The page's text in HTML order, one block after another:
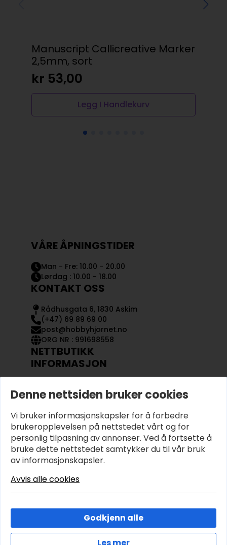
Manuscript Callicreative Marker
2,5mm, sort
kr 53,00
Legg I Handlekurv
VÅRE ÅPNINGSTIDER
Man - Fre: 10.00 - 20.00
Lørdag : 10.00 - 18.00
KONTAKT OSS
Rådhusgata 6, 1830 Askim
(+47) 69 89 69 00
post@hobbyhjornet.no
ORG NR : 991698558
NETTBUTIKK
INFORMASJON
OM OSS
KJØPSVILKÅR OG BETINGELSER
PERSONVERN
Denne nettsiden bruker cookies
Vi bruker informasjonskapsler for å forbedre
brukeropplevelsen på nettstedet vårt og for
personlig tilpasning av annonser. Ved å fortsette å
bruke dette nettstedet samtykker du til vår bruk
av informasjonskapsler.
Avvis alle cookies
Godkjenn alle